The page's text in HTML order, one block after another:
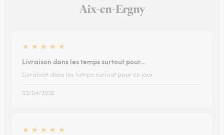
Aix-en-Ergny
★ ★ ★ ★ ★
Livraison dans les temps surtout pour…
Livraison dans les temps surtout pour ce jour
03/04/2026
★ ★ ★ ★ ★